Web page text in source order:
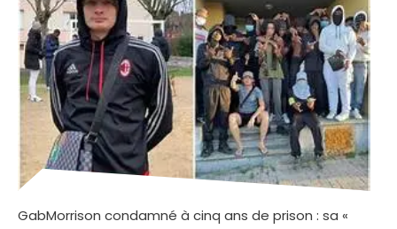
GabMorrison condamné à cinq ans de prison : sa «